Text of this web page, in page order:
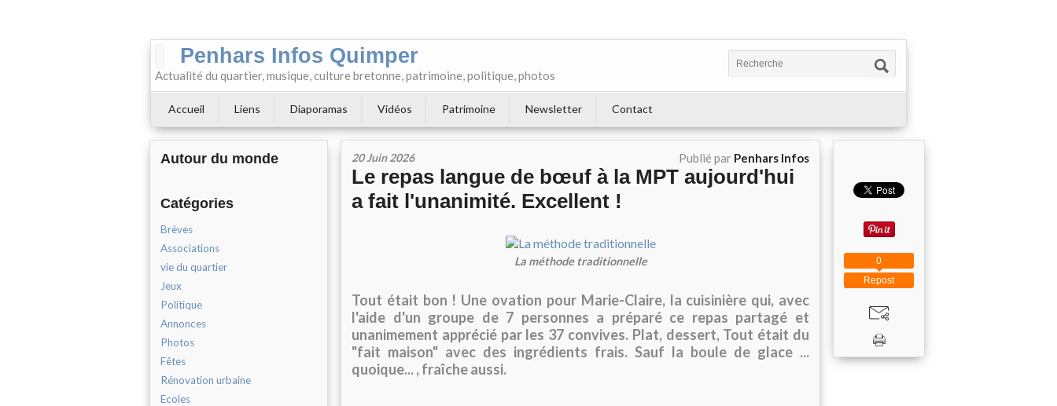
Penhars Infos Quimper
Actualité du quartier, musique, culture bretonne, patrimoine, politique, photos
Accueil Liens Diaporamas Vidéos Patrimoine Newsletter Contact
Autour du monde
Catégories
Brèves
Associations
vie du quartier
Jeux
Politique
Annonces
Photos
Fêtes
Rénovation urbaine
Ecoles
20 Juin 2026 Publié par Penhars Infos
Le repas langue de bœuf à la MPT aujourd'hui
a fait l'unanimité. Excellent !
La méthode traditionnelle
Tout était bon ! Une ovation pour Marie-Claire, la cuisinière qui, avec
l'aide d'un groupe de 7 personnes a préparé ce repas partagé et
unanimement apprécié par les 37 convives. Plat, dessert, Tout était du
"fait maison" avec des ingrédients frais. Sauf la boule de glace ...
quoique... , fraîche aussi.
Repost
0